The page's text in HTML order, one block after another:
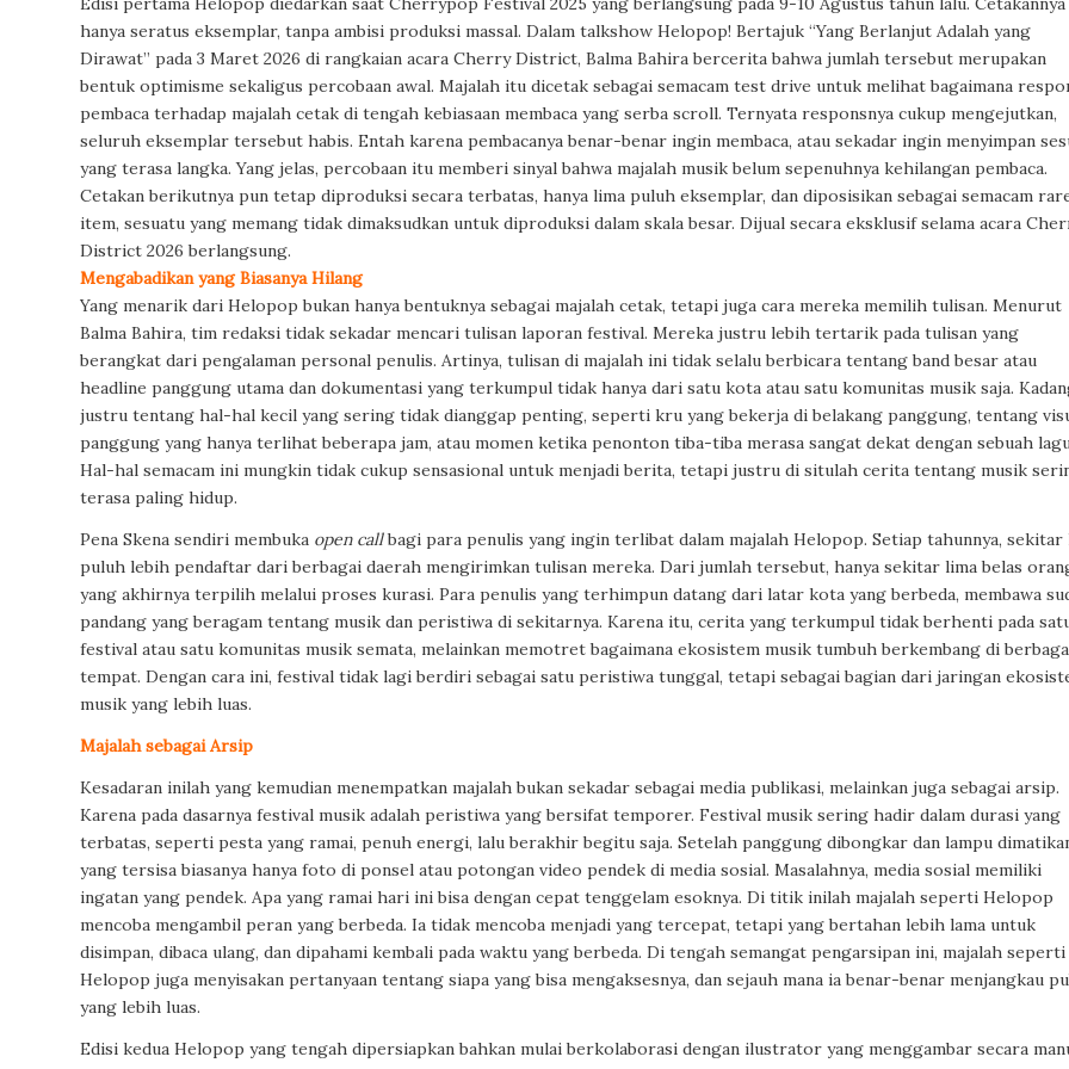
hanya seratus eksemplar, tanpa ambisi produksi massal. Dalam talkshow Helopop! Bertajuk “Yang Berlanjut Adalah yang
Dirawat” pada 3 Maret 2026 di rangkaian acara Cherry District, Balma Bahira bercerita bahwa jumlah tersebut merupakan
bentuk optimisme sekaligus percobaan awal. Majalah itu dicetak sebagai semacam test drive untuk melihat bagaimana
pembaca terhadap majalah cetak di tengah kebiasaan membaca yang serba scroll. Ternyata responsnya cukup mengejutkan,
seluruh eksemplar tersebut habis. Entah karena pembacanya benar-benar ingin membaca, atau sekadar ingin menyimpan
yang terasa langka. Yang jelas, percobaan itu memberi sinyal bahwa majalah musik belum sepenuhnya kehilangan pembaca.
Cetakan berikutnya pun tetap diproduksi secara terbatas, hanya lima puluh eksemplar, dan diposisikan sebagai semacam
item, sesuatu yang memang tidak dimaksudkan untuk diproduksi dalam skala besar. Dijual secara eksklusif selama acara
District 2026 berlangsung.
Mengabadikan yang Biasanya Hilang
Yang menarik dari Helopop bukan hanya bentuknya sebagai majalah cetak, tetapi juga cara mereka memilih tulisan. Menurut
Balma Bahira, tim redaksi tidak sekadar mencari tulisan laporan festival. Mereka justru lebih tertarik pada tulisan yang
berangkat dari pengalaman personal penulis. Artinya, tulisan di majalah ini tidak selalu berbicara tentang band besar atau
headline panggung utama dan dokumentasi yang terkumpul tidak hanya dari satu kota atau satu komunitas musik saja.
justru tentang hal-hal kecil yang sering tidak dianggap penting, seperti kru yang bekerja di belakang panggung, tentang
panggung yang hanya terlihat beberapa jam, atau momen ketika penonton tiba-tiba merasa sangat dekat dengan sebuah
Hal-hal semacam ini mungkin tidak cukup sensasional untuk menjadi berita, tetapi justru di situlah cerita tentang musik
terasa paling hidup.
Pena Skena sendiri membuka open callbagi para penulis yang ingin terlibat dalam majalah Helopop. Setiap tahunnya, sekitar
puluh lebih pendaftar dari berbagai daerah mengirimkan tulisan mereka. Dari jumlah tersebut, hanya sekitar lima belas
yang akhirnya terpilih melalui proses kurasi. Para penulis yang terhimpun datang dari latar kota yang berbeda, membawa
pandang yang beragam tentang musik dan peristiwa di sekitarnya. Karena itu, cerita yang terkumpul tidak berhenti pada
festival atau satu komunitas musik semata, melainkan memotret bagaimana ekosistem musik tumbuh berkembang di
tempat. Dengan cara ini, festival tidak lagi berdiri sebagai satu peristiwa tunggal, tetapi sebagai bagian dari jaringan
musik yang lebih luas.
Majalah sebagai Arsip
Kesadaran inilah yang kemudian menempatkan majalah bukan sekadar sebagai media publikasi, melainkan juga sebagai arsip.
Karena pada dasarnya festival musik adalah peristiwa yang bersifat temporer. Festival musik sering hadir dalam durasi yang
terbatas, seperti pesta yang ramai, penuh energi, lalu berakhir begitu saja. Setelah panggung dibongkar dan lampu
yang tersisa biasanya hanya foto di ponsel atau potongan video pendek di media sosial. Masalahnya, media sosial memiliki
ingatan yang pendek. Apa yang ramai hari ini bisa dengan cepat tenggelam esoknya. Di titik inilah majalah seperti Helopop
mencoba mengambil peran yang berbeda. Ia tidak mencoba menjadi yang tercepat, tetapi yang bertahan lebih lama untuk
disimpan, dibaca ulang, dan dipahami kembali pada waktu yang berbeda. Di tengah semangat pengarsipan ini, majalah seperti
Helopop juga menyisakan pertanyaan tentang siapa yang bisa mengaksesnya, dan sejauh mana ia benar-benar menjangkau
yang lebih luas.
Edisi kedua Helopop yang tengah dipersiapkan bahkan mulai berkolaborasi dengan ilustrator yang menggambar secara